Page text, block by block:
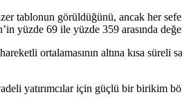
tablonun görüldüğünü, ancak her
yüzde 69 ile yüzde 359 arasında
ortalamasının altına kısa süreli
yatırımcılar için güçlü bir birikim